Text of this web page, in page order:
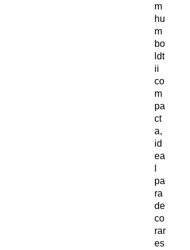
m
hu
m
bo
ldt
ii
co
m
pa
ct
a,
id
ea
pa
ra
de
co
rar
es